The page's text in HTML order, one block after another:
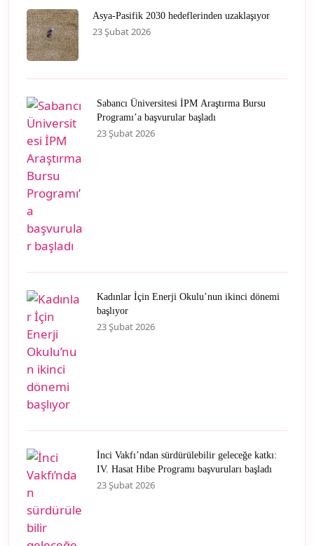
Asya-Pasifik 2030 hedeflerinden uzaklaşıyor
23 Şubat 2026
Sabancı Üniversitesi İPM Araştırma Bursu
Programı’a başvurular başladı
23 Şubat 2026
Kadınlar İçin Enerji Okulu’nun ikinci dönemi
başlıyor
23 Şubat 2026
İnci Vakfı’ndan sürdürülebilir geleceğe katkı:
IV. Hasat Hibe Programı başvuruları başladı
23 Şubat 2026